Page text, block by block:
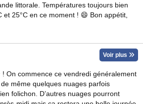
littorale. Températures toujours bien
et 25°C en ce moment ! 😄 Bon appétit,
Voir plus
! On commence ce vendredi généralement
même quelques nuages parfois
folichon. D’autres nuages pourront